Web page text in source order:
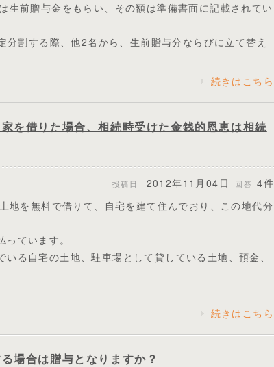
生前贈与金をもらい、その額は準備書面に記載されてい
割する際、他2名から、生前贈与分ならびに立て替え
続きはこちら
を借りた場合、相続時受けた金銭的恩恵は相続
投稿日 2012年11月04日 回答 4件
地を無料で借りて、自宅を建て住んでおり、この地代分
ています。
る自宅の土地、駐車場として貸している土地、預金、
続きはこちら
場合は贈与となりますか？